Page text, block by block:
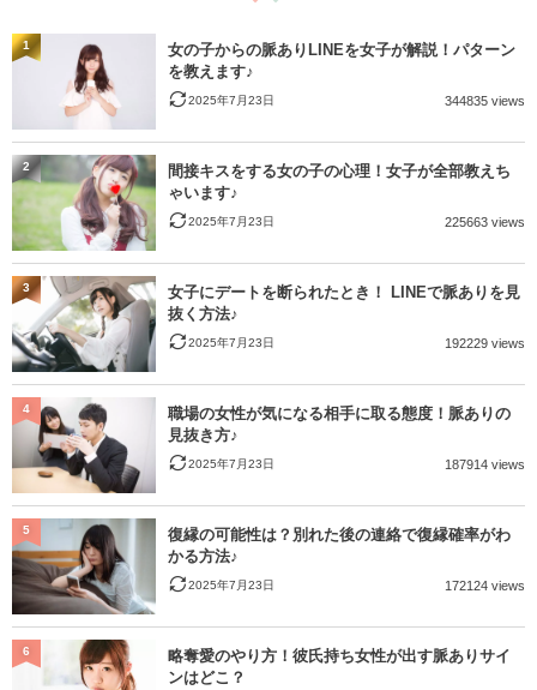
女の子からの脈ありLINEを女子が解説！パターン
を教えます♪
2025年7月23日 344835 views
1
間接キスをする女の子の心理！女子が全部教えち
ゃいます♪
2025年7月23日 225663 views
2
女子にデートを断られたとき！ LINEで脈ありを見
抜く方法♪
2025年7月23日 192229 views
3
職場の女性が気になる相手に取る態度！脈ありの
見抜き方♪
2025年7月23日 187914 views
4
復縁の可能性は？別れた後の連絡で復縁確率がわ
かる方法♪
2025年7月23日 172124 views
5
略奪愛のやり方！彼氏持ち女性が出す脈ありサイ
ンはどこ？
6